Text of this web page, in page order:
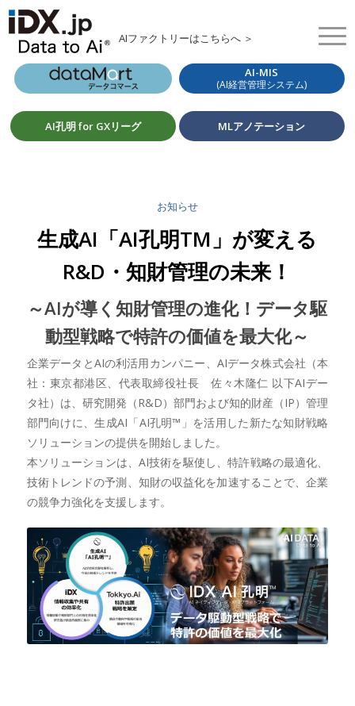
AIファクトリーはこちらへ ＞
AI-MIS
(AI経営管理システム)
AI孔明 for GXリーグ MLアノテーション
お知らせ
生成AI「AI孔明TM」が変える
R&D・知財管理の未来！
～AIが導く知財管理の進化！データ駆
動型戦略で特許の価値を最大化～
企業データとAIの利活用カンパニー、AIデータ株式会社（本
社：東京都港区、代表取締役社長 佐々木隆仁 以下AIデー
タ社）は、研究開発（R&D）部門および知的財産（IP）管理
部門向けに、生成AI「AI孔明™」を活用した新たな知財戦略
ソリューションの提供を開始しました。
本ソリューションは、AI技術を駆使し、特許戦略の最適化、
技術トレンドの予測、知財の収益化を加速することで、企業
の競争力強化を支援します。